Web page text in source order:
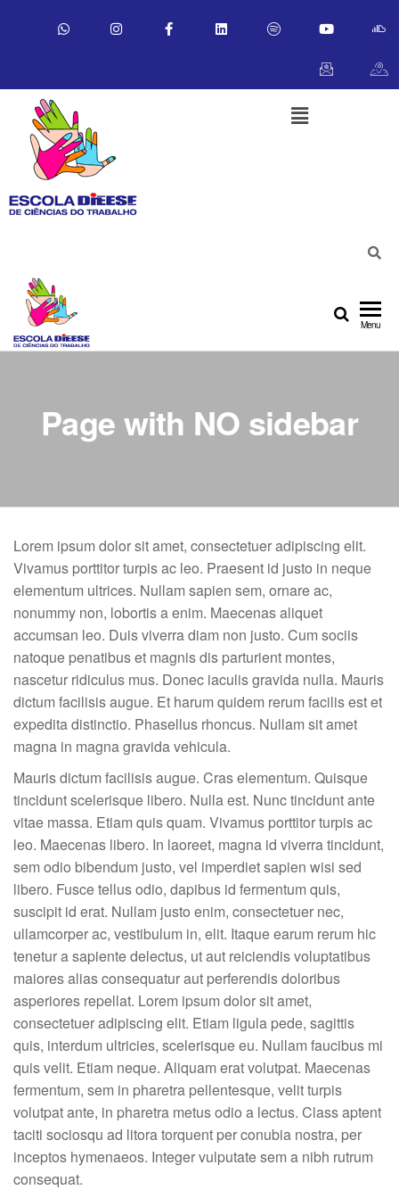
DIEESE
Ciências
do
Menu
Page with NO sidebar
Lorem ipsum dolor sit amet, consectetuer adipiscing elit.
Vivamus porttitor turpis ac leo. Praesent id justo in neque
elementum ultrices. Nullam sapien sem, ornare ac,
nonummy non, lobortis a enim. Maecenas aliquet
accumsan leo. Duis viverra diam non justo. Cum sociis
natoque penatibus et magnis dis parturient montes,
nascetur ridiculus mus. Donec iaculis gravida nulla. Mauris
dictum facilisis augue. Et harum quidem rerum facilis est et
expedita distinctio. Phasellus rhoncus. Nullam sit amet
magna in magna gravida vehicula.
Mauris dictum facilisis augue. Cras elementum. Quisque
tincidunt scelerisque libero. Nulla est. Nunc tincidunt ante
vitae massa. Etiam quis quam. Vivamus porttitor turpis ac
leo. Maecenas libero. In laoreet, magna id viverra tincidunt,
sem odio bibendum justo, vel imperdiet sapien wisi sed
libero. Fusce tellus odio, dapibus id fermentum quis,
suscipit id erat. Nullam justo enim, consectetuer nec,
ullamcorper ac, vestibulum in, elit. Itaque earum rerum hic
tenetur a sapiente delectus, ut aut reiciendis voluptatibus
maiores alias consequatur aut perferendis doloribus
asperiores repellat. Lorem ipsum dolor sit amet,
consectetuer adipiscing elit. Etiam ligula pede, sagittis
quis, interdum ultricies, scelerisque eu. Nullam faucibus mi
quis velit. Etiam neque. Aliquam erat volutpat. Maecenas
fermentum, sem in pharetra pellentesque, velit turpis
volutpat ante, in pharetra metus odio a lectus. Class aptent
taciti sociosqu ad litora torquent per conubia nostra, per
inceptos hymenaeos. Integer vulputate sem a nibh rutrum
consequat.